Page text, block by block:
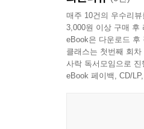
매주 10건의 우수리
3,000원 이상 구매 후
eBook은 다운로드 후
클래스는 첫번째 회
사락 독서모임으로
eBook 페이백, CD/